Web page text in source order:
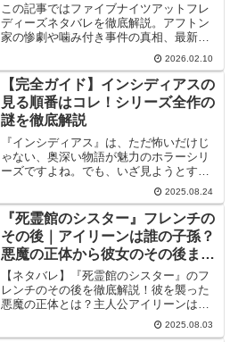
この記事ではファイブナイツアットフレ
ディーズネタバレを徹底解説。アフトン
家の惨劇や噛み付き事件の真相、最新ミ
ミックの正体まで網羅しました。映画版
との違いも詳しく紹介します。ファイブ
ナイツアットフレディーズネタバレを知
ることで、シリーズの複雑な深淵をより
深く理解できるはずです。
2026.02.10
【完全ガイド】インシディアスの
見る順番はコレ！シリーズ全作の
謎を徹底解説
『インシディアス』は、ただ怖いだけじ
ゃない、奥深い物語が魅力のホラーシリ
ーズですよね。でも、いざ見ようとする
と、どの見る順番がベストなのか迷って
しまう方も多いはず。特に最新作『見る
順番 赤い扉』が登場したことで、その疑
問はさらに深まったかも...
2025.08.24
『死霊館のシスター』フレンチの
その後｜アイリーンは誰の子孫？
悪魔の正体から彼女のその後まで
解説
【ネタバレ】『死霊館のシスター』のフ
レンチのその後を徹底解説！彼を襲った
悪魔の正体とは？主人公アイリーンは誰
の子孫で、その後どうなったのか？物語
の全ての謎がこの記事で繋がります。
2025.08.03